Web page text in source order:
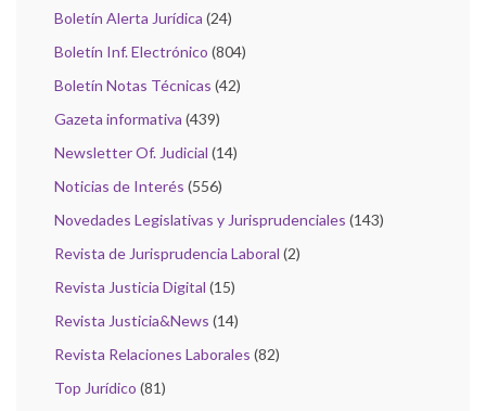
Boletín Alerta Jurídica (24)
Boletín Inf. Electrónico (804)
Boletín Notas Técnicas (42)
Gazeta informativa (439)
Newsletter Of. Judicial (14)
Noticias de Interés (556)
Novedades Legislativas y Jurisprudenciales (143)
Revista de Jurisprudencia Laboral (2)
Revista Justicia Digital (15)
Revista Justicia&News (14)
Revista Relaciones Laborales (82)
Top Jurídico (81)